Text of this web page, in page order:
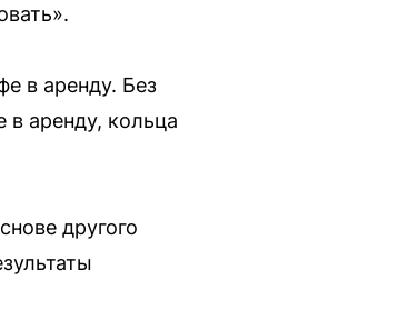
в аренду. Без
аренду, кольца
другого